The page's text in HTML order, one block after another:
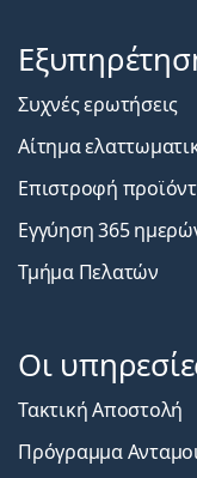
Συχνές ερωτήσεις
Αίτημα
Επιστροφή
Εγγύηση 365
Τμήμα Πελατών
Οι
Τακτική Αποστολή
Πρόγραμμα